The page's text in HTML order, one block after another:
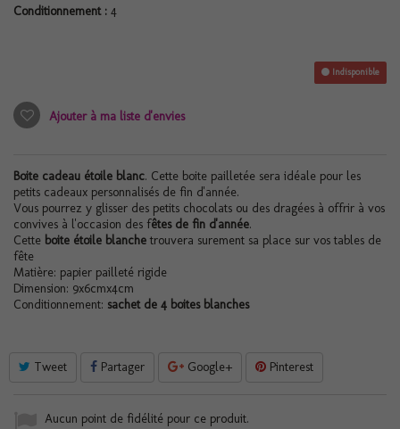
Conditionnement : 4
Indisponible
Ajouter à ma liste d'envies
Boite cadeau étoile blanc. Cette boite pailletée sera idéale pour les
petits cadeaux personnalisés de fin d'année.
Vous pourrez y glisser des petits chocolats ou des dragées à offrir à vos
convives à l'occasion des fêtes de fin d'année.
Cette boite étoile blanche trouvera surement sa place sur vos tables de
fête
Matière: papier pailleté rigide
Dimension: 9x6cmx4cm
Conditionnement: sachet de 4 boites blanches
Tweet Partager Google+ Pinterest
Aucun point de fidélité pour ce produit.